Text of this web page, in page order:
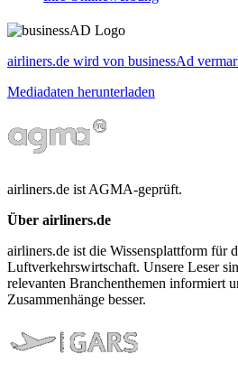
airliners.de wird von businessAd
Mediadaten herunterladen
airliners.de ist AGMA-geprüft.
Über airliners.de
airliners.de ist die Wissensplattform für
Luftverkehrswirtschaft. Unsere Leser
relevanten Branchenthemen informiert
Zusammenhänge besser.